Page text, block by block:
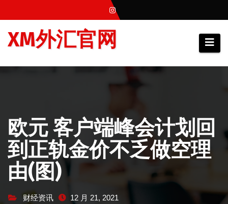
至
XM外汇官网
欧元 客户端峰会计划回
到正轨金价不乏做空理
由(图)
财经资讯 12 月 21, 2021